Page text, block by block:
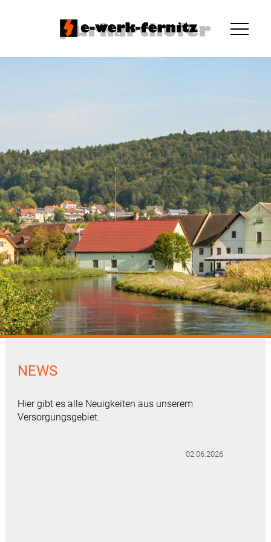
NEWS
Hier gibt es alle Neuigkeiten aus unserem
Versorgungsgebiet.
02.06.2026